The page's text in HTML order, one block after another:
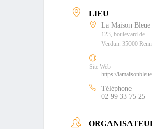
LIEU
La Maison Bleue
123, boulevard de
Verdun. 35000
Site Web
https://
Téléphone
02 99 33 75 25